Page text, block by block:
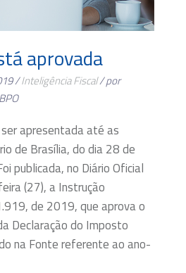
aprovada
/Inteligência Fiscal/ por
apresentada até as
de Brasília, do dia 28 de
publicada, no Diário Oficial
(27), a Instrução
de 2019, que aprova o
Declaração do Imposto
na Fonte referente ao ano-